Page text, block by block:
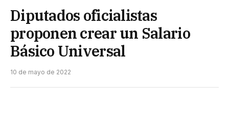
Diputados oficialistas
proponen crear un Salario
Básico Universal
10 de mayo de 2022